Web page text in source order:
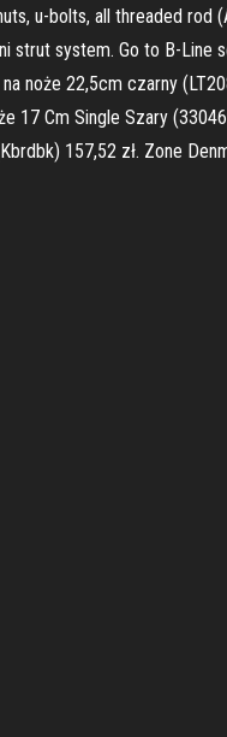
u-bolts, all threaded rod
strut system. Go to B-
noże 22,5cm czarny
17 Cm Single Szary
157,52 zł. Zone